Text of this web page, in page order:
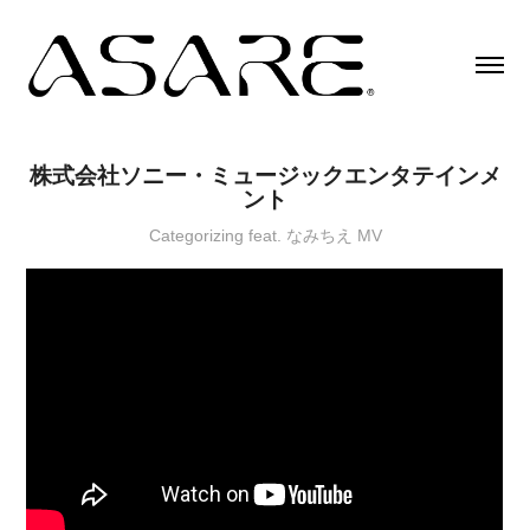
株式会社ソニー・ミュージックエンタテインメ
ント
Categorizing feat. なみちえ MV